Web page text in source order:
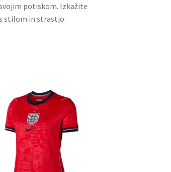
potiskom. Izkažite
stilom in strastjo.